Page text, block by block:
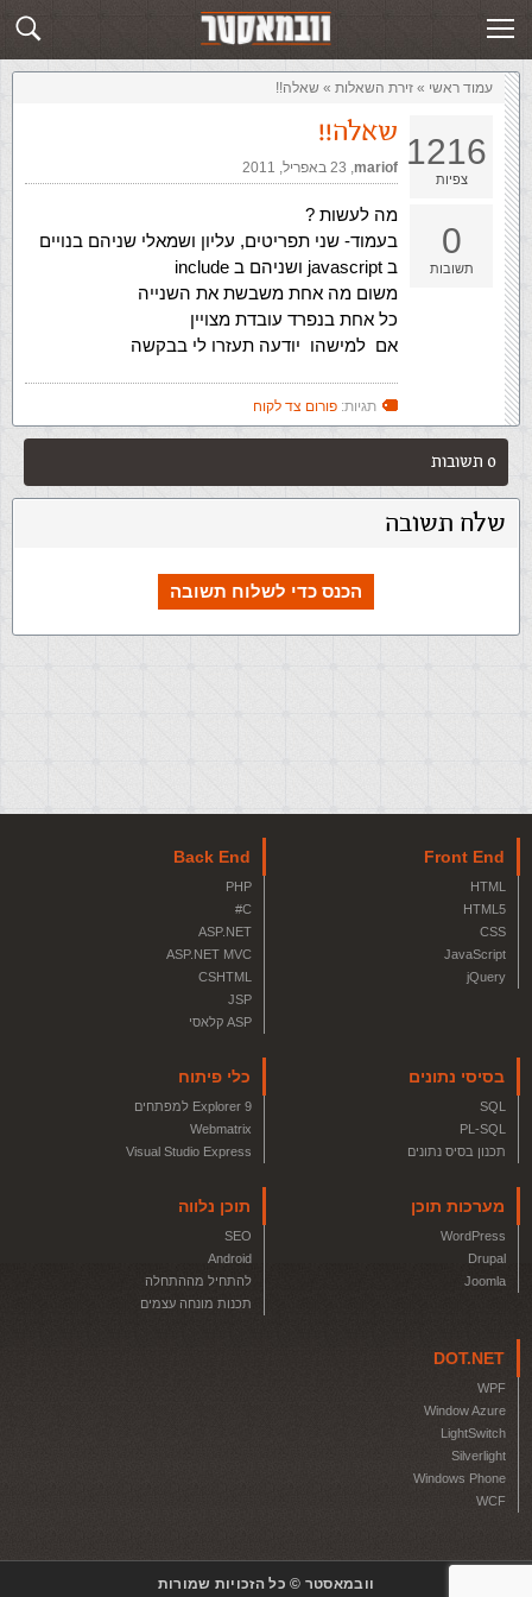
שלח תשובה זירת השאלות
עמוד ראשי » ‏זירת השאלות‏ » שאלה!!
1216
צפיות
0
תשובות
שאלה!!
mariof
,‏ 23 באפריל, 2011
מה לעשות ?
בעמוד- שני תפריטים, עליון ושמאלי שניהם בנויים
ב javascript ושניהם ב include
משום מה אחת משבשת את השנייה
כל אחת בנפרד עובדת מצויין
אם למישהו יודעה תעזרו לי בבקשה
תגיות: פורום צד לקוח
0 תשובות
שלח תשובה
הכנס כדי לשלוח תשובה
Front End
HTML
HTML5
CSS
JavaScript
jQuery
Back End
PHP
C#
ASP.NET
ASP.NET MVC
CSHTML
JSP
ASP קלאסי
בסיסי נתונים
SQL
PL-SQL
תכנון בסיס נתונים
כלי פיתוח
Explorer 9 למפתחים
Webmatrix
Visual Studio Express
מערכות תוכן
WordPress
Drupal
Joomla
תוכן נלווה
SEO
Android
להתחיל מההתחלה
תכנות מונחה עצמים
DOT.NET
WPF
Window Azure
LightSwitch
Silverlight
Windows Phone
WCF
וובמאסטר © כל הזכויות שמורות